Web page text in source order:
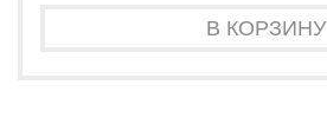
В КОРЗИНУ